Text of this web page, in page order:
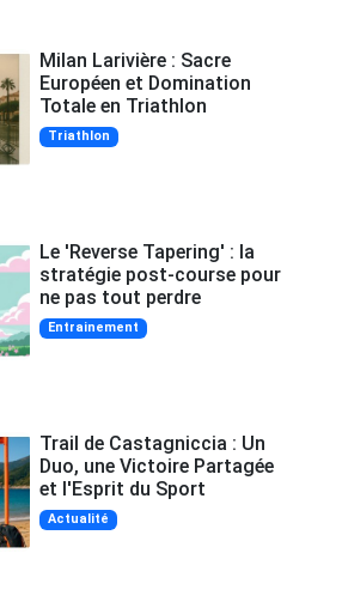
Milan Larivière : Sacre
Européen et Domination
Totale en Triathlon
Triathlon
Le 'Reverse Tapering' : la
stratégie post-course pour
ne pas tout perdre
Entrainement
Trail de Castagniccia : Un
Duo, une Victoire Partagée
et l'Esprit du Sport
Actualité